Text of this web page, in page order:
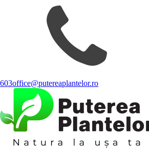
603office@putereaplantelor.ro